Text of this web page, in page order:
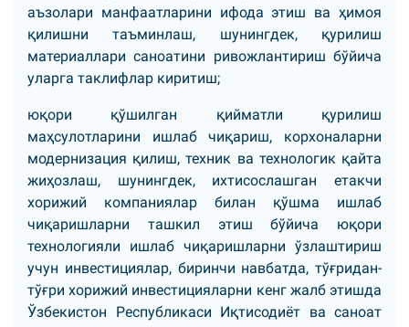
аъзолари манфаатларини ифода этиш ва ҳимоя
қилишни таъминлаш, шунингдек, қурилиш
материаллари саноатини ривожлантириш бўйича
уларга таклифлар киритиш;
юқори қўшилган қийматли қурилиш
маҳсулотларини ишлаб чиқариш, корхоналарни
модернизация қилиш, техник ва технологик қайта
жиҳозлаш, шунингдек, ихтисослашган етакчи
хорижий компаниялар билан қўшма ишлаб
чиқаришларни ташкил этиш бўйича юқори
технологияли ишлаб чиқаришларни ўзлаштириш
учун инвестициялар, биринчи навбатда, тўғридан-
тўғри хорижий инвестицияларни кенг жалб этишда
Ўзбекистон Республикаси Иқтисодиёт ва саноат